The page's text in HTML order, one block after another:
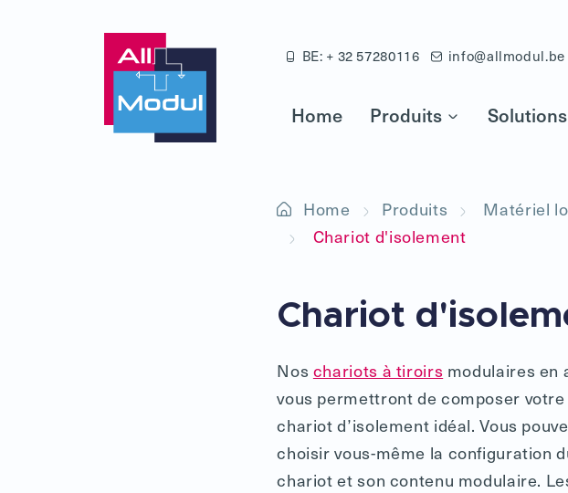
BE: + 32 57280116 info@allmodul.be
Home Produits Solutions
Home Produits Matériel
Chariot d'isolement
Chariot
Nos chariots à tiroirs modulaires en
vous permettront de composer votre
chariot d’isolement idéal. Vous
choisir vous-même la configuration
chariot et son contenu modulaire.